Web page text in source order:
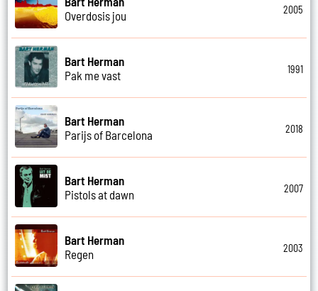
Overdosis jou
2005
Bart Herman
Pak me vast
1991
Bart Herman
Parijs of Barcelona
2018
Bart Herman
Pistols at dawn
2007
Bart Herman
Regen
2003